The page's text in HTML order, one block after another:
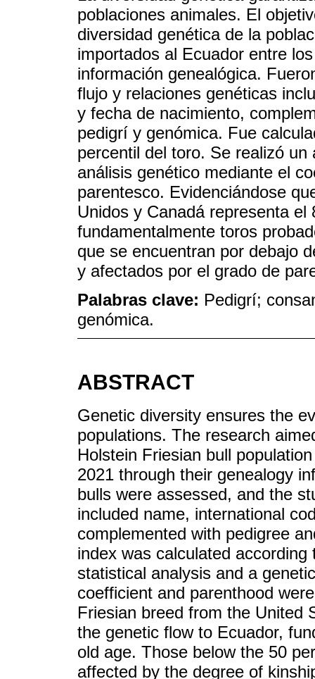
poblaciones animales. El
diversidad genética de la
importados al Ecuador entre
información genealógica.
flujo y relaciones genéticas
y fecha de nacimiento,
pedigrí y genómica. Fue
percentil del toro. Se realizó
análisis genético mediante el
parentesco. Evidenciándose
Unidos y Canadá representa
fundamentalmente toros
que se encuentran por debajo
y afectados por el grado de
Palabras clave: Pedigrí;
genómica.
ABSTRACT
Genetic diversity ensures the
populations. The research
Holstein Friesian bull
2021 through their genealogy
bulls were assessed, and the
included name, international
complemented with pedigree
index was calculated according
statistical analysis and a
coefficient and parenthood
Friesian breed from the United
the genetic flow to Ecuador,
old age. Those below the 50
affected by the degree of